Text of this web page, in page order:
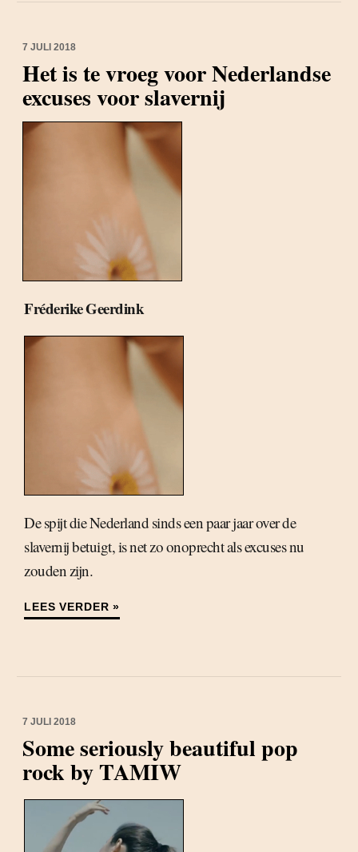
7 JULI 2018
Het is te vroeg voor Nederlandse
excuses voor slavernij
Fréderike Geerdink
De spijt die Nederland sinds een paar jaar over de
slavernij betuigt, is net zo onoprecht als excuses nu
zouden zijn.
LEES VERDER »
7 JULI 2018
Some seriously beautiful pop
rock by TAMIW